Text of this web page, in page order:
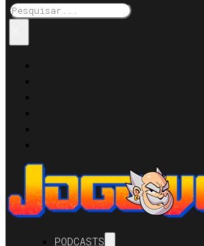
Pesquisar
PODCASTS